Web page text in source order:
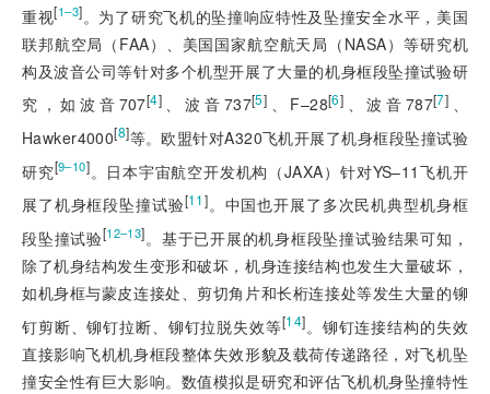
重视[1–3]。为了研究飞机的坠撞响应特性及坠撞安全水平，美国
联邦航空局（FAA）、美国国家航空航天局（NASA）等研究机
构及波音公司等针对多个机型开展了大量的机身框段坠撞试验研
究，如波音707[4] 、波音737[5] 、F–28[6] 、波音787[7] 、
Hawker4000[8]等。欧盟针对A320飞机开展了机身框段坠撞试验
研究[9–10]。日本宇宙航空开发机构（JAXA）针对YS–11飞机开
展了机身框段坠撞试验[11]。中国也开展了多次民机典型机身框
段坠撞试验[12–13]。基于已开展的机身框段坠撞试验结果可知，
除了机身结构发生变形和破坏，机身连接结构也发生大量破坏，
如机身框与蒙皮连接处、剪切角片和长桁连接处等发生大量的铆
钉剪断、铆钉拉断、铆钉拉脱失效等[14]。铆钉连接结构的失效
直接影响飞机机身框段整体失效形貌及载荷传递路径，对飞机坠
撞安全性有巨大影响。数值模拟是研究和评估飞机机身坠撞特性